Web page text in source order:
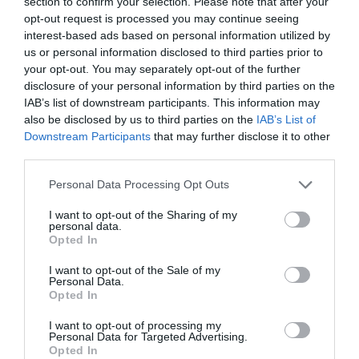
opt-out request is processed you may continue seeing
interest-based ads based on personal information utilized by
us or personal information disclosed to third parties prior to
your opt-out. You may separately opt-out of the further
disclosure of your personal information by third parties on the
IAB’s list of downstream participants. This information may
also be disclosed by us to third parties on the IAB’s List of
Downstream Participants that may further disclose it to other
Please note that this website/app uses one or more Google
not limited to your visit or usage behaviour. You may click to
grant or deny consent to Google and its third-party tags to
use your data for below specified purposes in below Google
consent section.
Personal Data Processing Opt Outs
I want to opt-out of the Sharing of my
personal data.
Opted In
I want to opt-out of the Sale of my
Personal Data.
Opted In
I want to opt-out of processing my
Personal Data for Targeted Advertising.
Opted In
χρόνο, αποδοχή, συνεργασία και συντονισμένες κινήσεις
(σκουπίδια, διαχείριση υδάτινου πλούτου, συγκοινωνία, οδικό
δίκτυο κά).
Θα σας πω όμως τρία θέματα που θα φέρω στο πρώτο
δημοτικό συμβούλιο και θα σηματοδοτήσουν λύσεις στα
προβλήματα της καθημερινότητας.
δημοτικών ενοτήτων, στις κοινότητες και στα τοπικά
συμβούλια. Για να μπορούν να αντιμετωπίζονται τα
προβλήματα της καθημερινότητας, να μπορούν να γίνουν έργα
ρόλο στη διαχείριση των τοπικών ζητημάτων, κάθε δημοτική
ενότητα.
β) Δημιουργία γραφείου στο δήμο για την ενημέρωση και
υποστήριξη επιχειρηματιών, επαγγελματιών και αγροτών